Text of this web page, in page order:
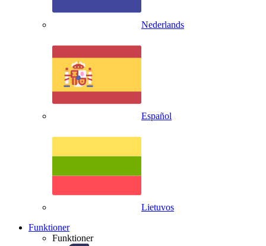
Nederlands
Español
Lietuvos
Funktioner
Funktioner